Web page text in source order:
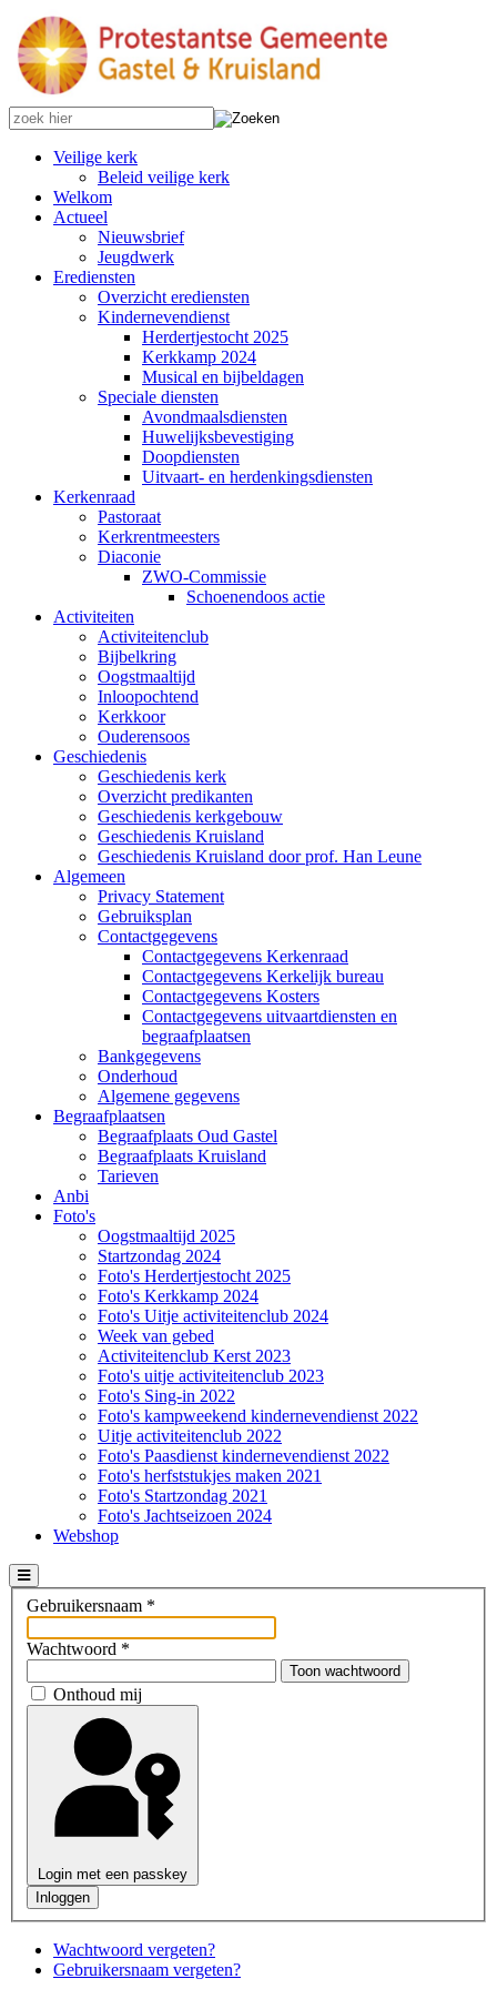
Veilige kerk
Beleid veilige kerk
Welkom
Actueel
Nieuwsbrief
Jeugdwerk
Erediensten
Overzicht erediensten
Kindernevendienst
Herdertjestocht 2025
Kerkkamp 2024
Musical en bijbeldagen
Speciale diensten
Avondmaalsdiensten
Huwelijksbevestiging
Doopdiensten
Uitvaart- en herdenkingsdiensten
Kerkenraad
Pastoraat
Kerkrentmeesters
Diaconie
ZWO-Commissie
Schoenendoos actie
Activiteiten
Activiteitenclub
Bijbelkring
Oogstmaaltijd
Inloopochtend
Kerkkoor
Ouderensoos
Geschiedenis
Geschiedenis kerk
Overzicht predikanten
Geschiedenis kerkgebouw
Geschiedenis Kruisland
Geschiedenis Kruisland door prof. Han Leune
Algemeen
Privacy Statement
Gebruiksplan
Contactgegevens
Contactgegevens Kerkenraad
Contactgegevens Kerkelijk bureau
Contactgegevens Kosters
Contactgegevens uitvaartdiensten en
begraafplaatsen
Bankgegevens
Onderhoud
Algemene gegevens
Begraafplaatsen
Begraafplaats Oud Gastel
Begraafplaats Kruisland
Tarieven
Anbi
Foto's
Oogstmaaltijd 2025
Startzondag 2024
Foto's Herdertjestocht 2025
Foto's Kerkkamp 2024
Foto's Uitje activiteitenclub 2024
Week van gebed
Activiteitenclub Kerst 2023
Foto's uitje activiteitenclub 2023
Foto's Sing-in 2022
Foto's kampweekend kindernevendienst 2022
Uitje activiteitenclub 2022
Foto's Paasdienst kindernevendienst 2022
Foto's herfststukjes maken 2021
Foto's Startzondag 2021
Foto's Jachtseizoen 2024
Webshop
Gebruikersnaam *
Wachtwoord *
Toon wachtwoord
Onthoud mij
Login met een passkey
Inloggen
Wachtwoord vergeten?
Gebruikersnaam vergeten?